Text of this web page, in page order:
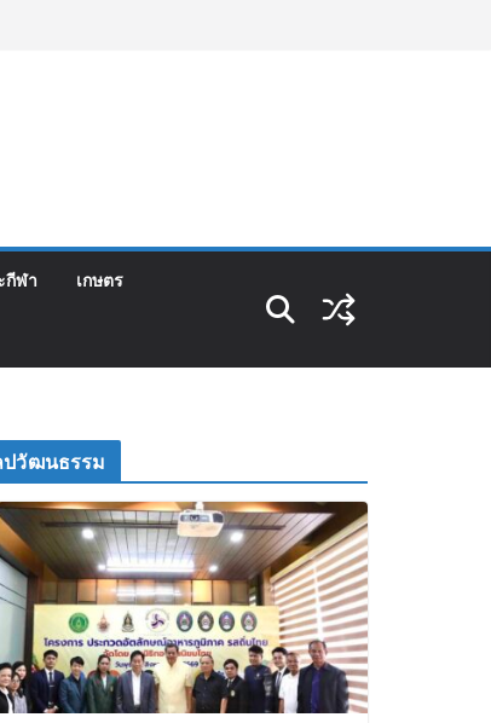
กีฬา เกษตร
วัฒนธรรม